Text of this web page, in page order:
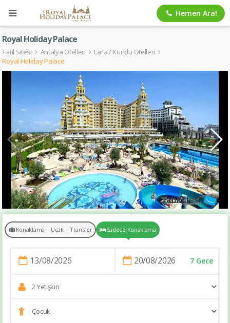
Hemen Ara!
Royal Holiday Palace
Tatil Sitesi Antalya Otelleri
Lara / Kundu Otelleri
Royal Holiday Palace
Konaklama + Uçak + Transfer Sadece Konaklama
7 Gece